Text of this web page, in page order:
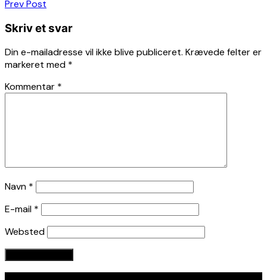
Indlægsnavigation
Prev Post
Skriv et svar
Din e-mailadresse vil ikke blive publiceret. Krævede felter er
markeret med *
Kommentar *
Navn *
E-mail *
Websted